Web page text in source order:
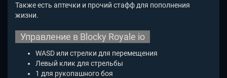
Также есть аптечки и прочий стафф для пополнения
жизни.
Управление в Blocky Royale io
WASD или стрелки для перемещения
Левый клик для стрельбы
1 для рукопашного боя